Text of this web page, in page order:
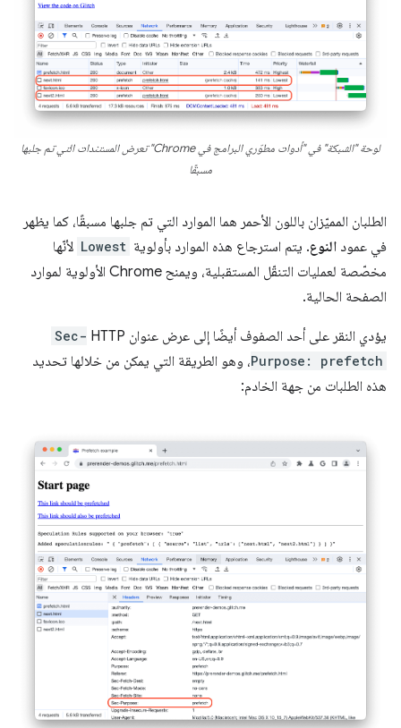
لوحة "الشبكة" في "أدوات مطوّري البرامج في Chrome" تعرض المستندات التي تم جلبها
مسبقًا
الطلبان المميّزان باللون الأحمر هما الموارد التي تم جلبها مسبقًا، كما يظهر
في عمود النوع. يتم استرجاع هذه الموارد بأولوية Lowest لأنّها
مخصّصة لعمليات التنقّل المستقبلية، ويمنح Chrome الأولوية لموارد
الصفحة الحالية.
يؤدي النقر على أحد الصفوف أيضًا إلى عرض عنوان HTTP
Sec-
Purpose: prefetch، وهو الطريقة التي يمكن من خلالها تحديد
هذه الطلبات من جهة الخادم: